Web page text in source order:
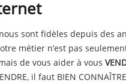
sont fidèles depuis des
métier n’est pas
de vous aider à vous
il faut BIEN